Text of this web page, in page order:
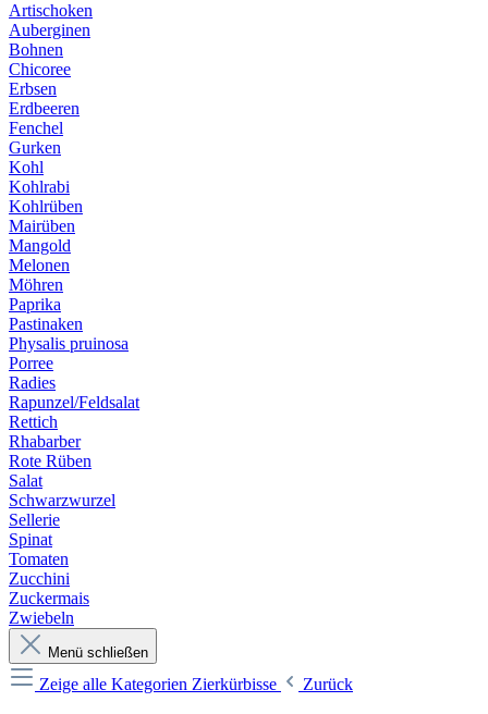
Artischoken
Auberginen
Bohnen
Chicoree
Erbsen
Erdbeeren
Fenchel
Gurken
Kohl
Kohlrabi
Kohlrüben
Mairüben
Mangold
Melonen
Möhren
Paprika
Pastinaken
Physalis pruinosa
Porree
Radies
Rapunzel/Feldsalat
Rettich
Rhabarber
Rote Rüben
Salat
Schwarzwurzel
Sellerie
Spinat
Tomaten
Zucchini
Zuckermais
Zwiebeln
Menü schließen
Zeige alle Kategorien Zierkürbisse
Zurück